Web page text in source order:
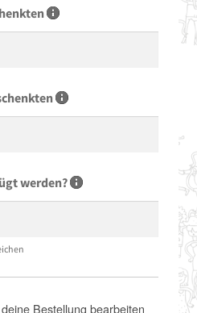
werden?
Bestellung bearbeiten